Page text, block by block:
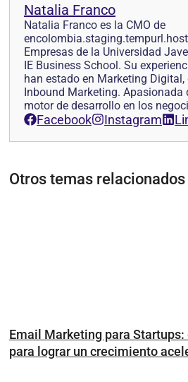
Natalia Franco
Natalia Franco es la CMO de
Empresas de la Universidad
IE Business School. Su
han estado en Marketing Digital,
Inbound Marketing. Apasionada
motor de desarrollo en los
Facebook Instagram
Otros temas relacionados
Email Marketing para
para lograr un crecimiento